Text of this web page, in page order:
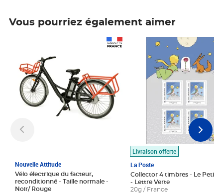
Vous pourriez également aimer
Nouvelle Attitude
Vélo électrique du facteur,
reconditionné - Taille normale -
Noir/ Rouge
Livraison offerte
La Poste
Collector 4 timbres - Le Petit
- Lettre Verte
20g / France
Prix 7,50€